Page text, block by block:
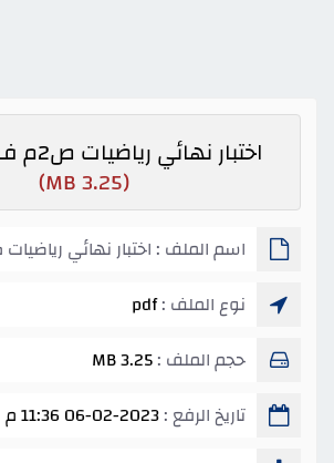
اختبار نهائي رياضيات ص2م ف2 - تحميل
(3.25 MB)
اسم الملف : اختبار نهائي رياضيات
نوع الملف :pdf
حجم الملف :3.25 MB
تاريخ الرفع :06-02-2023 11:36 م